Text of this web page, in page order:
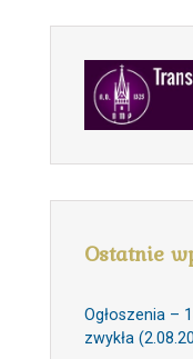
Ostatnie
Ogłoszenia –
zwykła